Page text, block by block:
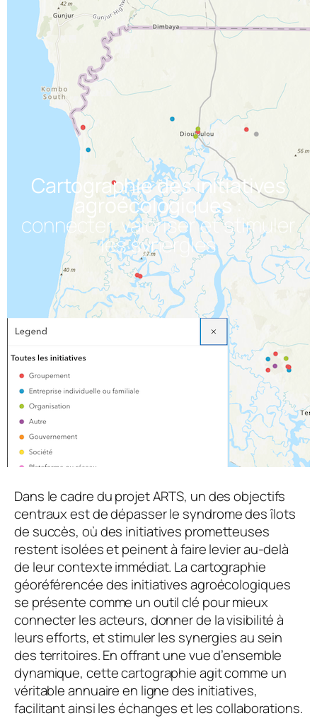
Cartographie des initiatives
agroécologiques :
connecter, valoriser et stimuler
les synergies
Dans le cadre du projet ARTS, un des objectifs
centraux est de dépasser le syndrome des îlots
de succès, où des initiatives prometteuses
restent isolées et peinent à faire levier au-delà
de leur contexte immédiat. La cartographie
géoréférencée des initiatives agroécologiques
se présente comme un outil clé pour mieux
connecter les acteurs, donner de la visibilité à
leurs efforts, et stimuler les synergies au sein
des territoires. En offrant une vue d’ensemble
dynamique, cette cartographie agit comme un
véritable annuaire en ligne des initiatives,
facilitant ainsi les échanges et les collaborations.